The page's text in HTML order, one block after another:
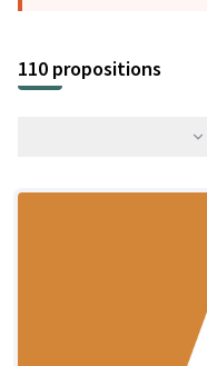
110 propositions